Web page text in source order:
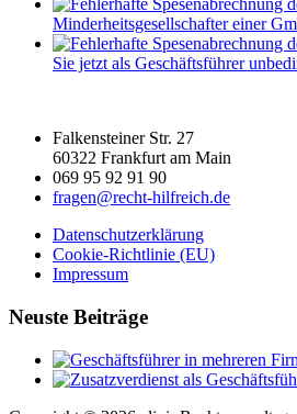
Minderheitsgesellschafter einer
Sie jetzt als Geschäftsführer
Falkensteiner Str. 27
60322 Frankfurt am Main
069 95 92 91 90
fragen@recht-hilfreich.de
Datenschutzerklärung
Cookie-Richtlinie (EU)
Impressum
Neuste Beiträge